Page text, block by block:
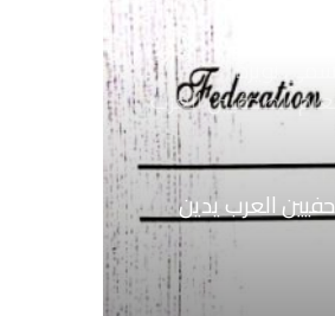
للصحفيين العرب
العرب يدين
باستهداف